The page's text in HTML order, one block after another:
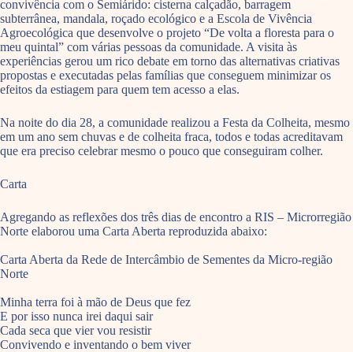
convivência com o Semiárido: cisterna calçadão, barragem
subterrânea, mandala, roçado ecológico e a Escola de Vivência
Agroecológica que desenvolve o projeto “De volta a floresta para o
meu quintal” com várias pessoas da comunidade. A visita às
experiências gerou um rico debate em torno das alternativas criativas
propostas e executadas pelas famílias que conseguem minimizar os
efeitos da estiagem para quem tem acesso a elas.
Na noite do dia 28, a comunidade realizou a Festa da Colheita, mesmo
em um ano sem chuvas e de colheita fraca, todos e todas acreditavam
que era preciso celebrar mesmo o pouco que conseguiram colher.
Carta
Agregando as reflexões dos três dias de encontro a RIS – Microrregião
Norte elaborou uma Carta Aberta reproduzida abaixo:
Carta Aberta da Rede de Intercâmbio de Sementes da Micro-região
Norte
Minha terra foi à mão de Deus que fez
E por isso nunca irei daqui sair
Cada seca que vier vou resistir
Convivendo e inventando o bem viver